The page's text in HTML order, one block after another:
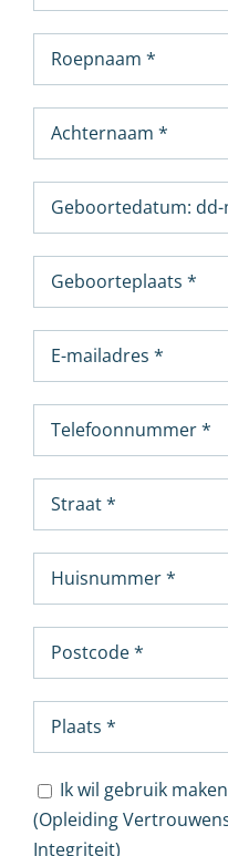
Ik wil gebruik
(Opleiding
Integriteit)